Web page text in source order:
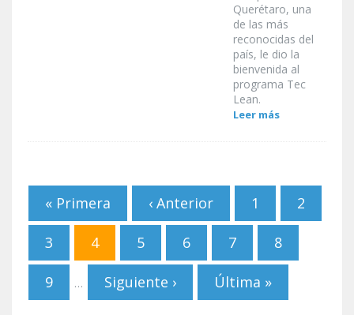
Querétaro, una
de las más
reconocidas del
país, le dio la
bienvenida al
programa Tec
Lean.
Leer más
Páginas
« Primera ‹ Anterior 1 2
3 4 5 6 7 8
9 … Siguiente › Última »